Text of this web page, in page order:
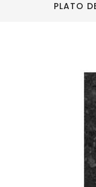
PLATO